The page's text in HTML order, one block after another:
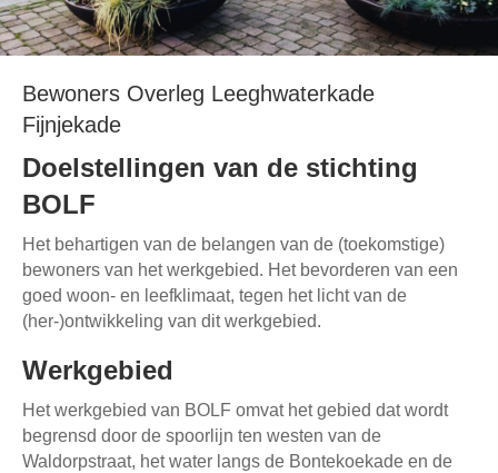
Bewoners Overleg Leeghwaterkade
Fijnjekade
Doelstellingen van de stichting
BOLF
Het behartigen van de belangen van de (toekomstige)
bewoners van het werkgebied. Het bevorderen van een
goed woon- en leefklimaat, tegen het licht van de
(her-)ontwikkeling van dit werkgebied.
Werkgebied
Het werkgebied van BOLF omvat het gebied dat wordt
begrensd door de spoorlijn ten westen van de
Waldorpstraat, het water langs de Bontekoekade en de